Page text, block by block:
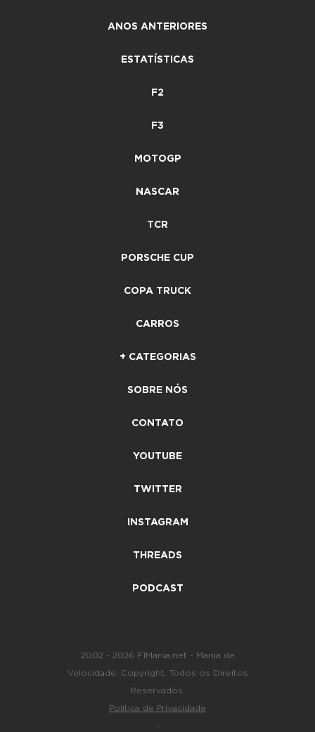
ANOS ANTERIORES
ESTATÍSTICAS
F2
F3
MOTOGP
NASCAR
TCR
PORSCHE CUP
COPA TRUCK
CARROS
+ CATEGORIAS
SOBRE NÓS
CONTATO
YOUTUBE
TWITTER
INSTAGRAM
THREADS
PODCAST
2002 - 2026 F1Mania.net - Mania de
Velocidade. Copyright. Todos os Direitos
Reservados.
Política de Privacidade
-